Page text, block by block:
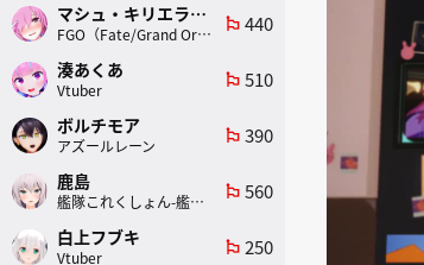
マシュ・キリエライト
FGO（Fate/Grand Order）
emoji_flags 440
湊あくあ
Vtuber
emoji_flags 510
ボルチモア
アズールレーン
emoji_flags 390
鹿島
艦隊これくしょん-艦これ-
emoji_flags 560
白上フブキ
Vtuber
emoji_flags 250